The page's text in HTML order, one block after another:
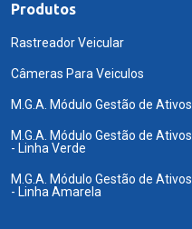
Produtos
Rastreador Veicular
Câmeras Para Veiculos
M.G.A. Módulo Gestão de Ativos
M.G.A. Módulo Gestão de Ativos
- Linha Verde
M.G.A. Módulo Gestão de Ativos
- Linha Amarela